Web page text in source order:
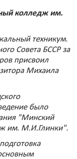
колледж им.
техникум.
Совета БССР за
присвоил
Михаила
было
"Минский
им. М.И.Глинки".